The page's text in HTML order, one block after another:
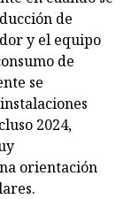
de
y el equipo
de
se
2024,
orientación